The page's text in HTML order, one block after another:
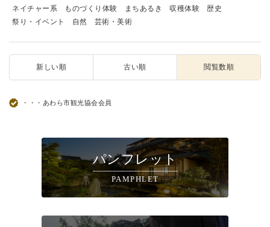
ネイチャー系
ものづくり体験 まちあるき 収穫体験
歴史
祭り・イベント
自然 芸術・美術
新しい順 古い順 閲覧数順
・・・あわら市観光協会会員
パンフレット
PAMPHLET